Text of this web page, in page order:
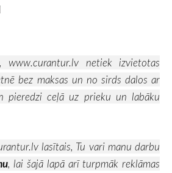
www.curantur.lv netiek izvietotas
bez maksas un no sirds dalos ar
pieredzi ceļā uz prieku un labāku
lasītais, Tu vari manu darbu
, lai šajā lapā arī turpmāk reklāmas